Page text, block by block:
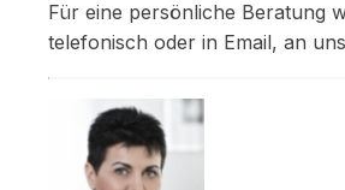
Für eine persönliche Beratung
telefonisch oder in Email, an